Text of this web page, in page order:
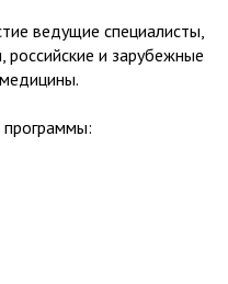
ведущие специалисты,
российские и зарубежные
программы: